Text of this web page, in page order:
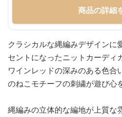
商品の詳細
クラシカルな縄編みデザインに
セントになったニットカーディ
ワインレッドの深みのある色合
のねこモチーフの刺繍が遊び心
縄編みの立体的な編地が上質な